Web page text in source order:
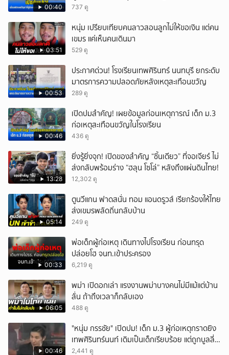
00:40 737 ดู
03:51
หนุ่ม เปรียบเทียบคนลาวสอนลูกไม่ให้ขอเงิน แต่คน
เขมร แค่เห็นคนเดินมา
529 ดู
00:53
ประกาศด่วน! โรงเรียนเทพศิรินทร์ นนทบุรี ยกระดับ
มาตรการความปลอดภัยหลังเหตุสะเทือนขวัญ
289 ดู
00:46
เปิดปมสำคัญ! เผยข้อมูลก่อนเหตุการณ์ เด็ก ม.3
ก่อเหตุสะเทือนขวัญในโรงเรียน
436 ดู
13:28
ยิ่งรู้ยิ่งจุก! เปิดของสำคัญ “ชิ้นเดียว” ที่จอเจียร์ ไม่
ส่งกลับพร้อมร่าง “ฮลุน โซโล่” หลังถึงแผ่นดินไทย!
12,302 ดู
05:14
ตูนวีแกน ฟาดสนั่น ทอม แอนดรูวส์ เรียกร้องให้ไทย
ส่งเขมรพลัดถิ่นกลับบ้าน
249 ดู
00:33
พ่อเด็กผู้ก่อเหตุ เดินทางไปโรงเรียน ก่อนทรุด
ปล่อยโฮ จนท.เข้าประครอง
6,219 ดู
06:05
พม่า เปิดอกเล่า แรงงานพม่าบางคนไม่มีแม้แต่บ้าน
ลั่น ถ้าถึงเวลาก็กลับเอง
488 ดู
00:46
"หนุ่ม กรรชัย" เปิดปม! เด็ก ม.3 ผู้ก่อเหตุกราดยิง
เทพศิรินทร์นนท์ เดิมเป็นเด็กเรียบร้อย แต่ถูกบูลลี่
หนัก คาดแรงกดดันสะสมกลายเป็นแรงแค้น จนก่อ
2,441 ดู